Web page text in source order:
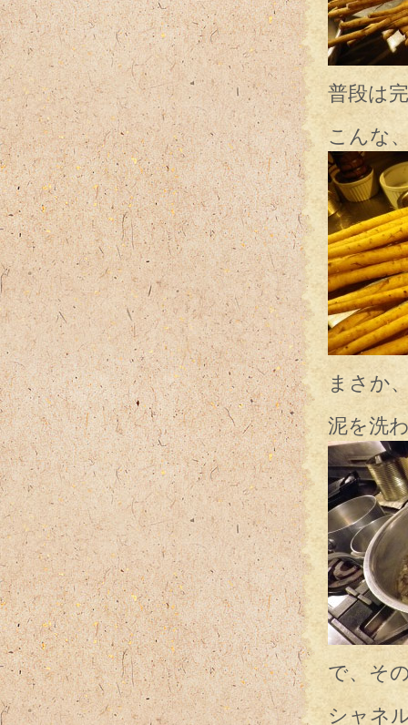
普段は
こんな
まさか
泥を洗
で、そ
シャネ